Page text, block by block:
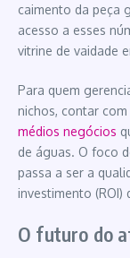
caimento da peça
acesso a esses
vitrine de vaidade
Para quem
nichos, contar com
médios negócios
de águas. O foco
passa a ser a
investimento (ROI)
O futuro do